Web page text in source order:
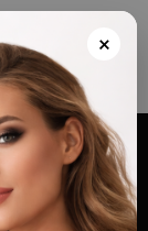
Península Espanhola
em Almada
pedido)
×